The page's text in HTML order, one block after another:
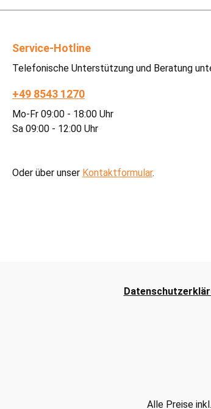
Service-Hotline
Telefonische Unterstützung und Beratung
+49 8543 1270
Mo-Fr 09:00 - 18:00 Uhr
Sa 09:00 - 12:00 Uhr
Oder über unser Kontaktformular.
Alle Preise